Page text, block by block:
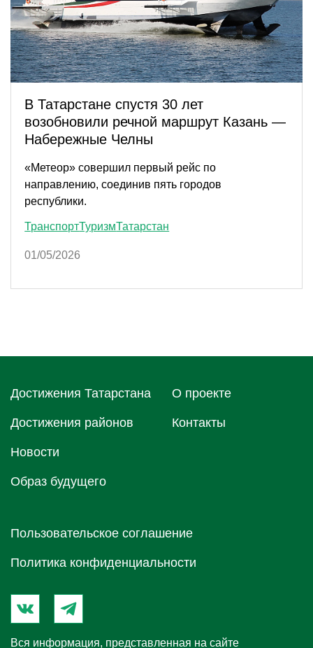
В Татарстане спустя 30 лет
возобновили речной маршрут Казань —
Набережные Челны
«Метеор» совершил первый рейс по
направлению, соединив пять городов
республики.
ТранспортТуризмТатарстан
01/05/2026
Достижения Татарстана
Достижения районов
Новости
Образ будущего
О проектe
Контакты
Пользовательское соглашение
Политика конфиденциальности
Вся информация, представленная на сайте